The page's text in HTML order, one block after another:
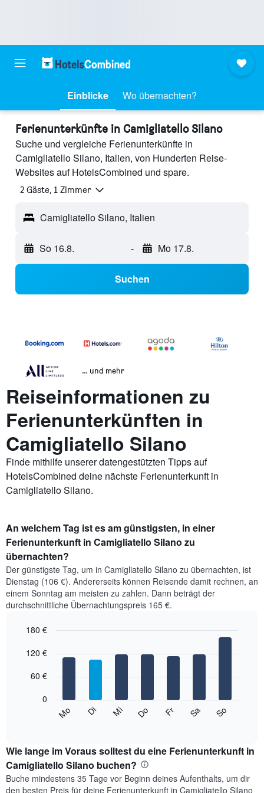
Einblicke Wo übernachten?
Ferienunterkünfte in Camigliatello Silano
Suche und vergleiche Ferienunterkünfte in
Camigliatello Silano, Italien, von Hunderten Reise-
Websites auf HotelsCombined und spare.
2 Gäste, 1 Zimmer
Camigliatello Silano, Italien
So 16.8. - Mo 17.8.
Suchen
… und mehr
Reiseinformationen zu
Ferienunterkünften in
Camigliatello Silano
Finde mithilfe unserer datengestützten Tipps auf
HotelsCombined deine nächste Ferienunterkunft in
Camigliatello Silano.
An welchem Tag ist es am günstigsten, in einer
Ferienunterkunft in Camigliatello Silano zu
übernachten?
Der günstigste Tag, um in Camigliatello Silano zu übernachten, ist
Dienstag (106 €). Andererseits können Reisende damit rechnen, an
einem Sonntag am meisten zu zahlen. Dann beträgt der
durchschnittliche Übernachtungspreis 165 €.
chart
bars.
den
durchschnittlichen
Preis
eines
graphic.
Mo Di Mi Do Fr Sa So
0
60 €
120 €
180 €
Wie lange im Voraus solltest du eine Ferienunterkunft in
Camigliatello Silano buchen?
Buche mindestens 35 Tage vor Beginn deines Aufenthalts, um dir
den besten Preis für deine Ferienunterkunft in Camigliatello Silano